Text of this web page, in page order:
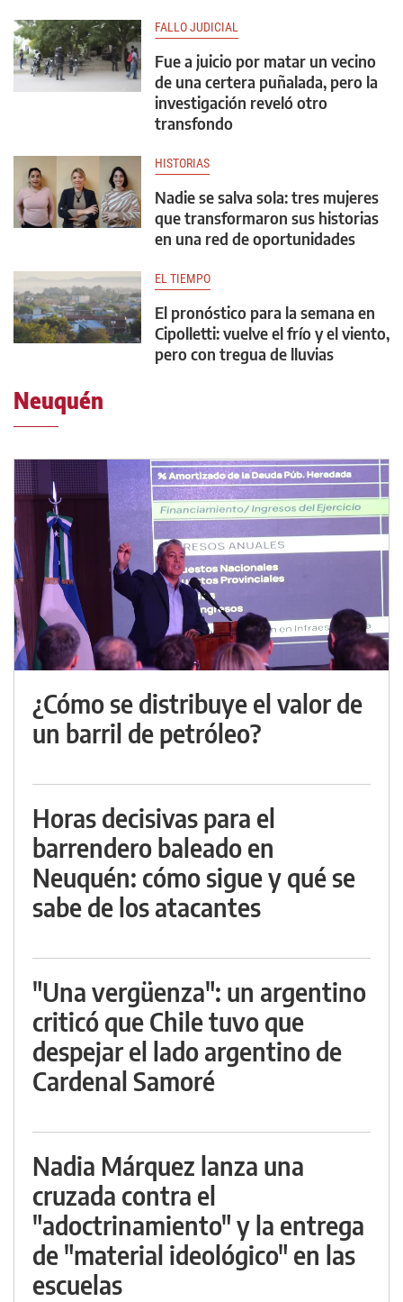
FALLO JUDICIAL
Fue a juicio por matar un vecino
de una certera puñalada, pero la
investigación reveló otro
transfondo
HISTORIAS
Nadie se salva sola: tres mujeres
que transformaron sus historias
en una red de oportunidades
EL TIEMPO
El pronóstico para la semana en
Cipolletti: vuelve el frío y el viento,
pero con tregua de lluvias
Neuquén
¿Cómo se distribuye el valor de
un barril de petróleo?
Horas decisivas para el
barrendero baleado en
Neuquén: cómo sigue y qué se
sabe de los atacantes
"Una vergüenza": un argentino
criticó que Chile tuvo que
despejar el lado argentino de
Cardenal Samoré
Nadia Márquez lanza una
cruzada contra el
"adoctrinamiento" y la entrega
de "material ideológico" en las
escuelas